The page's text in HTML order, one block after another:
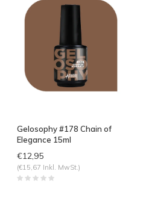
Gelosophy #178 Chain of
Elegance 15ml
€12,95
(€15,67 Inkl. MwSt.)